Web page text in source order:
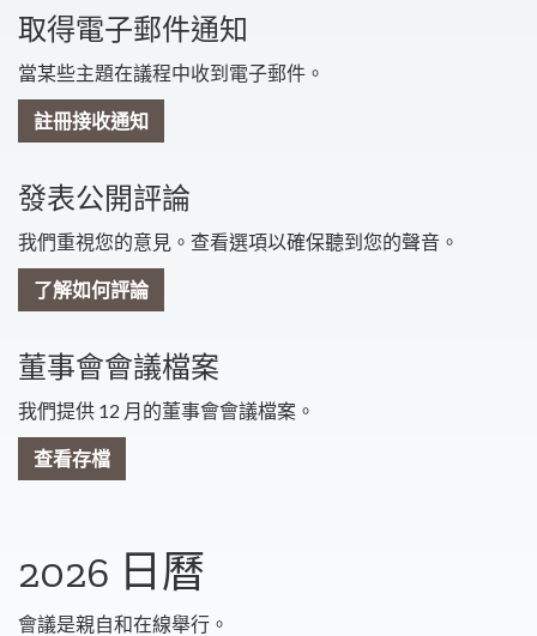
取得電子郵件通知
當某些主題在議程中收到電子郵件。
註冊接收通知
發表公開評論
我們重視您的意見。查看選項以確保聽到您的聲音。
了解如何評論
董事會會議檔案
我們提供 12 月的董事會會議檔案。
查看存檔
2026 日曆
會議是親自和在線舉行。